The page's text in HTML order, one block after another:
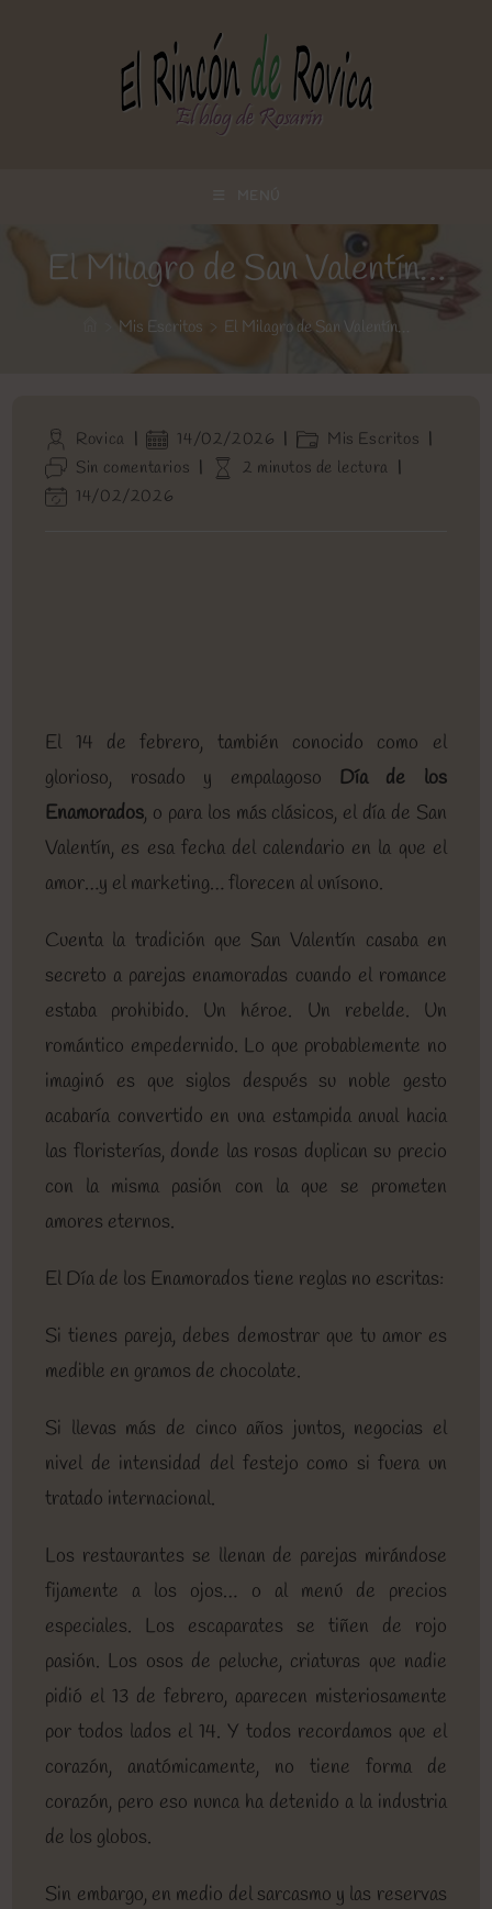
El Milagro de San Valentín…
Mis Escritos > El Milagro de San Valentín…
Autor
de
la
entrada:
Rovica
Publicación
de
la
entrada:
14/02/2026
Categoría
la
Mis Escritos
Comentarios
de
la
Sin comentarios
Tiempo2 minutos de lectura
Última14/02/2026
El 14 de febrero, también conocido como el
glorioso, rosado y empalagoso Día de los
Enamorados, o para los más clásicos, el día de San
Valentín, es esa fecha del calendario en la que el
amor…y el marketing… florecen al unísono.
Cuenta la tradición que San Valentín casaba en
secreto a parejas enamoradas cuando el romance
estaba prohibido. Un héroe. Un rebelde. Un
romántico empedernido. Lo que probablemente no
imaginó es que siglos después su noble gesto
acabaría convertido en una estampida anual hacia
las floristerías, donde las rosas duplican su precio
con la misma pasión con la que se prometen
amores eternos.
El Día de los Enamorados tiene reglas no escritas:
Si tienes pareja, debes demostrar que tu amor es
medible en gramos de chocolate.
Si llevas más de cinco años juntos, negocias el
nivel de intensidad del festejo como si fuera un
tratado internacional.
Los restaurantes se llenan de parejas mirándose
fijamente a los ojos… o al menú de precios
especiales. Los escaparates se tiñen de rojo
pasión. Los osos de peluche, criaturas que nadie
pidió el 13 de febrero, aparecen misteriosamente
por todos lados el 14. Y todos recordamos que el
corazón, anatómicamente, no tiene forma de
corazón, pero eso nunca ha detenido a la industria
de los globos.
Sin embargo, en medio del sarcasmo y las reservas